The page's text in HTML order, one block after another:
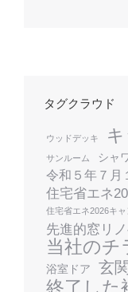
タグクラウド
ウッドデッキ
サンルーム シャ
令和５年７月
住宅省エネ
住宅省エネ2026キャ
先進的窓リ
当社のチ
浴室ドア 玄
終了した